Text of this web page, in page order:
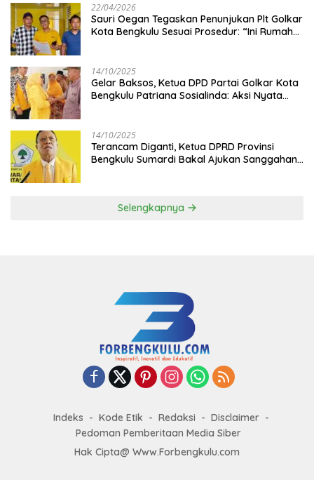
22/04/2026
Sauri Oegan Tegaskan Penunjukan Plt Golkar
Kota Bengkulu Sesuai Prosedur: “Ini Rumah
14/10/2025
‎Gelar Baksos, Ketua DPD Partai Golkar Kota
Bengkulu Patriana Sosialinda: Aksi Nyata
14/10/2025
Terancam Diganti, Ketua DPRD Provinsi
Bengkulu Sumardi Bakal Ajukan Sanggahan
Selengkapnya
Indeks Kode Etik Redaksi
Disclaimer
Pedoman Pemberitaan Media Siber
Hak Cipta@ Www.Forbengkulu.com